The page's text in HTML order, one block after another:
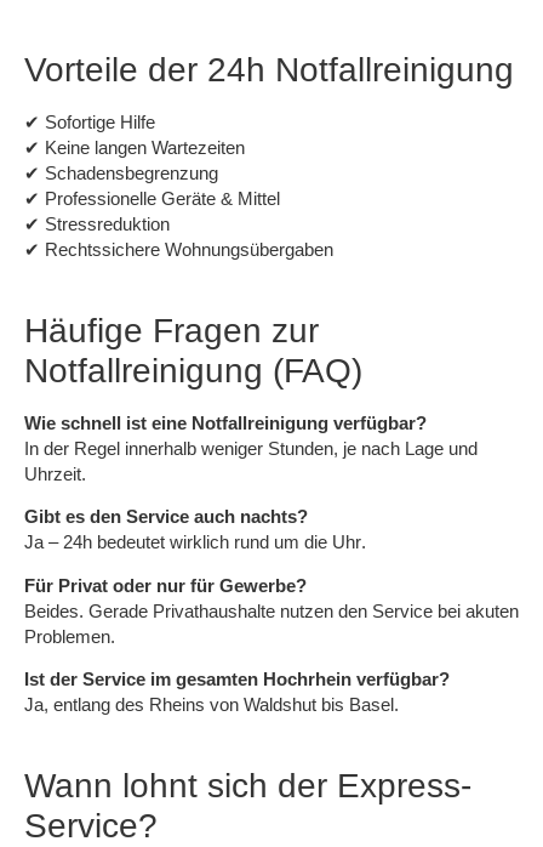
Vorteile der 24h Notfallreinigung
✔ Sofortige Hilfe
✔ Keine langen Wartezeiten
✔ Schadensbegrenzung
✔ Professionelle Geräte & Mittel
✔ Stressreduktion
✔ Rechtssichere Wohnungsübergaben
Häufige Fragen zur
Notfallreinigung (FAQ)
Wie schnell ist eine Notfallreinigung verfügbar?
In der Regel innerhalb weniger Stunden, je nach Lage und
Uhrzeit.
Gibt es den Service auch nachts?
Ja – 24h bedeutet wirklich rund um die Uhr.
Für Privat oder nur für Gewerbe?
Beides. Gerade Privathaushalte nutzen den Service bei akuten
Problemen.
Ist der Service im gesamten Hochrhein verfügbar?
Ja, entlang des Rheins von Waldshut bis Basel.
Wann lohnt sich der Express-
Service?